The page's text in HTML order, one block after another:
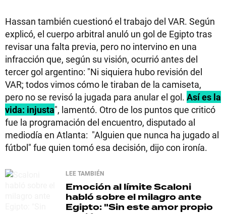
Hassan también cuestionó el trabajo del VAR. Según
explicó, el cuerpo arbitral anuló un gol de Egipto tras
revisar una falta previa, pero no intervino en una
infracción que, según su visión, ocurrió antes del
tercer gol argentino: "Ni siquiera hubo revisión del
VAR; todos vimos cómo le tiraban de la camiseta,
pero no se revisó la jugada para anular el gol. Así es la
vida: injusta", lamentó. Otro de los puntos que criticó
fue la programación del encuentro, disputado al
mediodía en Atlanta: "Alguien que nunca ha jugado al
fútbol" fue quien tomó esa decisión, dijo con ironía.
LEE TAMBIÉN
Emoción al límiteScaloni
habló sobre el milagro ante
Egipto: "Sin este amor propio